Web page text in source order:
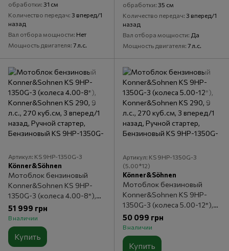
обработки 31 см
Количество передач 3 вперед/1
назад
Вал отбора мощности Нет
Мощность двигателя 7 л.с.
обработки 35 см
Количество передач 3 вперед/1
назад
Вал отбора мощности Да
Мощность двигателя 7 л.с.
Артикул: KS 9HP-1350G-3
Könner&Söhnen
Мотоблок бензиновый
Konner&Sohnen KS 9HP-
1350G-3 (колеса 4.00-8″),
Konner&Sohnen KS 290, 9
л.с., 270 куб.см, 3 вперед/1
назад, Ручной стартер,
Бензиновый
51 999 грн
В наличии
Купить
Артикул: KS 9HP-1350G-3
(5.00*12)
Könner&Söhnen
Мотоблок бензиновый
Konner&Sohnen KS 9HP-
1350G-3 (колеса 5.00-12″),
Konner&Sohnen KS 290, 9
л.с., 270 куб.см, 3 вперед/1
назад, Ручной стартер,
Бензиновый
50 099 грн
В наличии
Купить